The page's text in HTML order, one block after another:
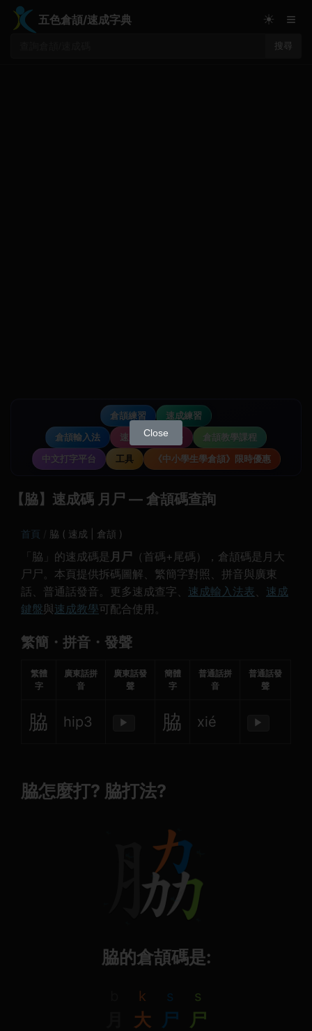
五色倉頡/速成字典
搜尋
☀ ≡
倉頡練習
速成練習
倉頡輸入法
速成輸入法教學
倉頡教學課程
中文打字平台
工具 《中小學生學倉頡》限時優惠
【脇】速成碼 月尸 — 倉頡碼查詢
首頁 脇 ( 速成 | 倉頡 )
「脇」的速成碼是 月尸 （首碼+尾碼），倉頡碼是月大
尸尸。本頁提供拆碼圖解、繁簡字對照、拼音與廣東
話、普通話發音。更多速成查字、 速成輸入法表、 速成
鍵盤與速成教學可配合使用。
繁簡・拼音・發聲
繁體
字
廣東話拼
音
廣東話發
聲
簡體
字
普通話拼
音
普通話發
聲
脇 hip3 ▶ 脇 xié ▶
脇怎麼打? 脇打法?
脇的倉頡碼是:
k
大
s
尸
s
尸
Close